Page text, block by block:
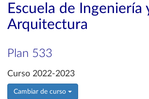
Escuela de Ingeniería
Arquitectura
Plan 533
Curso 2022-2023
Cambiar de curso